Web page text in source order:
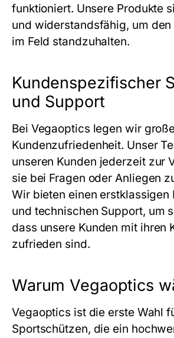
funktioniert. Unsere Produkte
und widerstandsfähig, um
im Feld standzuhalten.
Kundenspezifischer
und Support
Bei Vegaoptics legen wir
Kundenzufriedenheit. Unser
unseren Kunden jederzeit zur
sie bei Fragen oder Anliegen
Wir bieten einen erstklassigen
und technischen Support, um
dass unsere Kunden mit ihren
zufrieden sind.
Warum Vegaoptics
Vegaoptics ist die erste Wahl
Sportschützen, die ein